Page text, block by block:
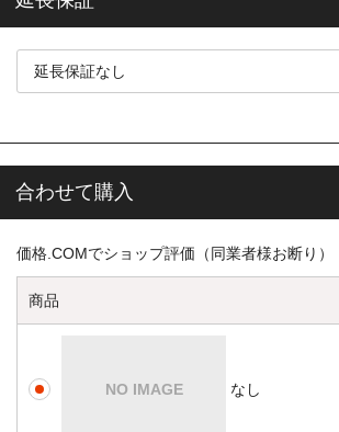
【お電話でのお問い合わせについて】
お客様各位
平素は、格別のご愛願を賜り厚く御礼申し上げま
なお、お問い合わせフォームは通常とおり対応
合わせフォ-ムにてご連絡ください。
◆Gmail・Yahoomail・Hotmail（
をご利用のお客様へ
で、あらかじめメールアドレスの登録をおすすめいたしま
合わせて購入
価格.COMでショップ評価（同業者様お断り）
商品
なし